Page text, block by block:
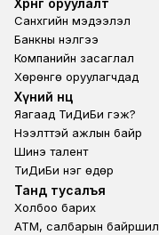
Footer third
Хөрөнгө оруулалт
Санхүүгийн мэдээлэл
Банкны үнэлгээ
Компанийн засаглал
Хөрөнгө оруулагчдад
Footer second
Хүний нөөц
Яагаад ТиДиБи гэж?
Нээлттэй ажлын байр
Шинэ талент
ТиДиБи нэг өдөр
Footer fourth
Танд тусалъя
Холбоо барих
ATM, салбарын байршил